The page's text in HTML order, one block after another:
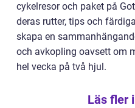
cykelresor och paket på
deras rutter, tips och
skapa en
och avkopling oavsett om
hel vecka på två hjul.
Läs fler